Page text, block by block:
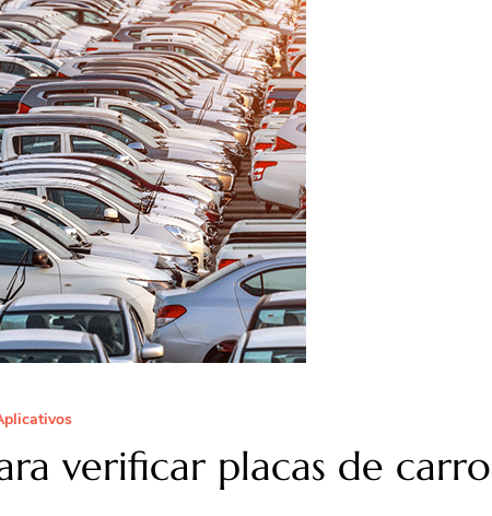
verificar placas de